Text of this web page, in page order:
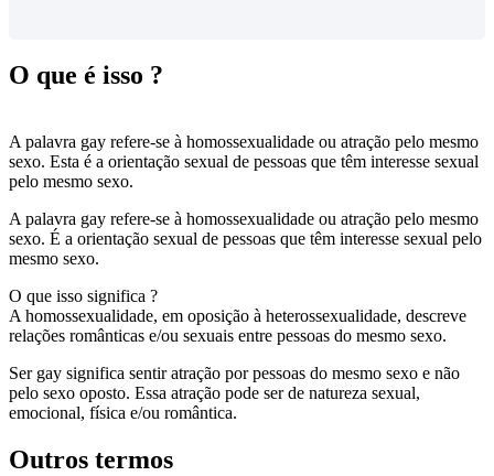
O que é isso ?
A palavra gay refere-se à homossexualidade ou atração pelo mesmo
sexo. Esta é a orientação sexual de pessoas que têm interesse sexual
pelo mesmo sexo.
A palavra gay refere-se à homossexualidade ou atração pelo mesmo
sexo. É a orientação sexual de pessoas que têm interesse sexual pelo
mesmo sexo.
O que isso significa ?
A homossexualidade, em oposição à heterossexualidade, descreve
relações românticas e/ou sexuais entre pessoas do mesmo sexo.
Ser gay significa sentir atração por pessoas do mesmo sexo e não
pelo sexo oposto. Essa atração pode ser de natureza sexual,
emocional, física e/ou romântica.
Outros termos